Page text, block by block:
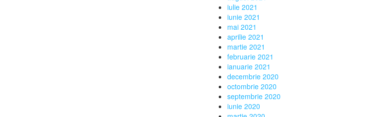
iulie 2021
iunie 2021
mai 2021
aprilie 2021
martie 2021
februarie 2021
ianuarie 2021
decembrie 2020
octombrie 2020
septembrie 2020
iunie 2020